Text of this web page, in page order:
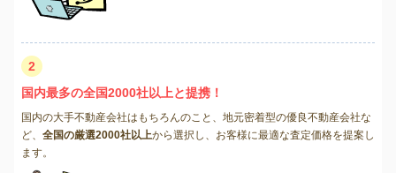
2
国内最多の全国2000社以上と提携！
国内の大手不動産会社はもちろんのこと、地元密着型の優良不動産会社な
ど、 全国の厳選2000社以上から選択し、お客様に最適な査定価格を提案し
ます。